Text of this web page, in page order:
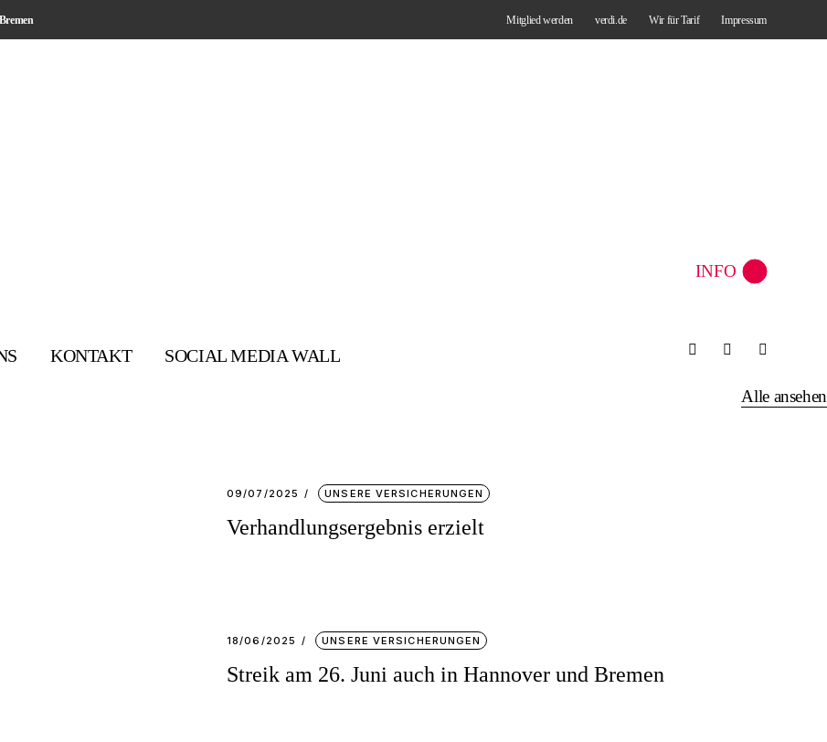
Mitglied werden verdi.de Wir für Tarif Impressum
INFO
KONTAKT SOCIAL MEDIA WALL
Alle ansehen
09/07/2025 UNSERE VERSICHERUNGEN
Verhandlungsergebnis erzielt
18/06/2025 UNSERE VERSICHERUNGEN
Streik am 26. Juni auch in Hannover und Bremen